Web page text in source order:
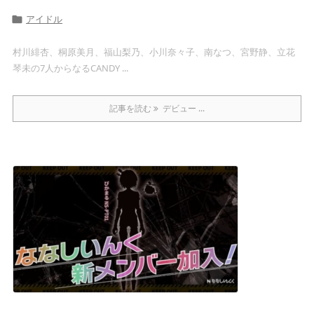
 アイドル
村川緋杏、桐原美月、福山梨乃、小川奈々子、南なつ、宮野静、立花
琴未の7人からなるCANDY ...
記事を読む デビュー ...